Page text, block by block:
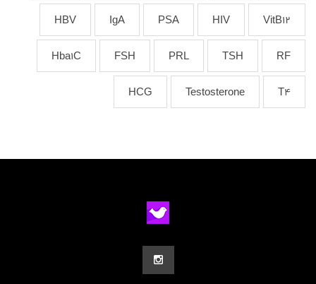
VitB12
HIV
PSA
IgA
HBV
RF
TSH
PRL
FSH
Hba1C
T4
Testosterone
HCG